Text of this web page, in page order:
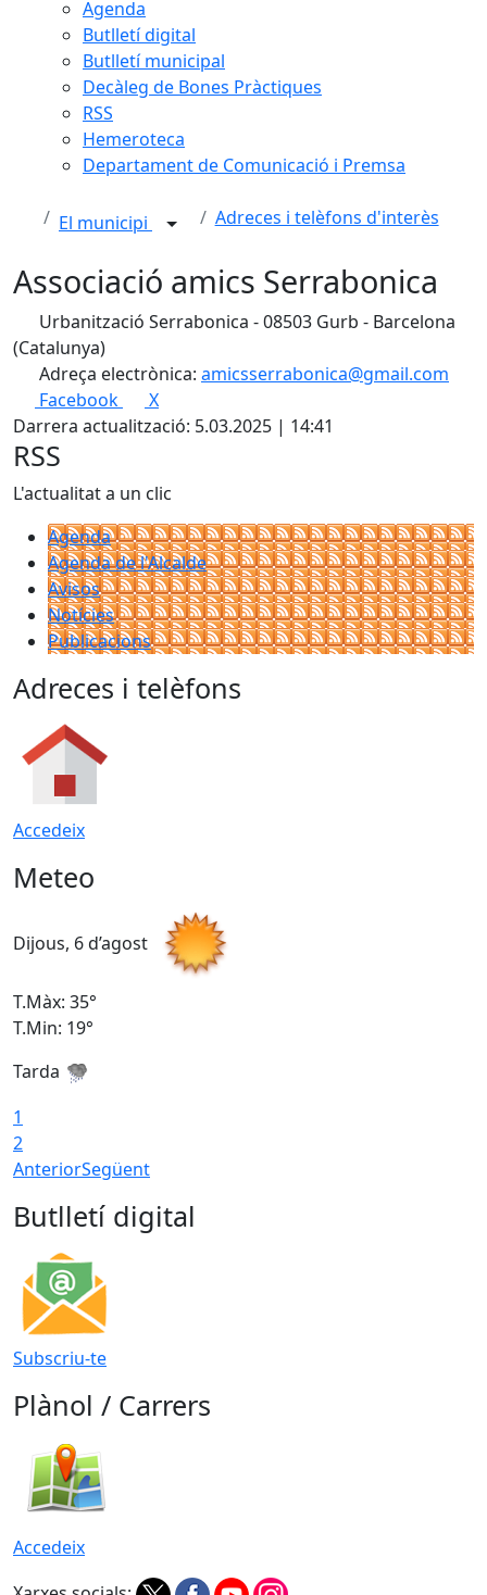
Agenda
Butlletí digital
Butlletí municipal
Decàleg de Bones Pràctiques
RSS
Hemeroteca
Departament de Comunicació i Premsa
El municipi Adreces i telèfons d'interès
Associació amics Serrabonica
Urbanització Serrabonica - 08503 Gurb - Barcelona
(Catalunya)
Adreça electrònica: amicsserrabonica@gmail.com
Facebook
X
Darrera actualització: 5.03.2025 | 14:41
RSS
L'actualitat a un clic
Agenda
Agenda de l'Alcalde
Avisos
Notícies
Publicacions
Adreces i telèfons
Accedeix
Meteo
Dijous, 6 d’agost
T.Màx: 35°
T.Min: 19°
Tarda
1
2
AnteriorSegüent
Butlletí digital
Subscriu-te
Plànol / Carrers
Accedeix